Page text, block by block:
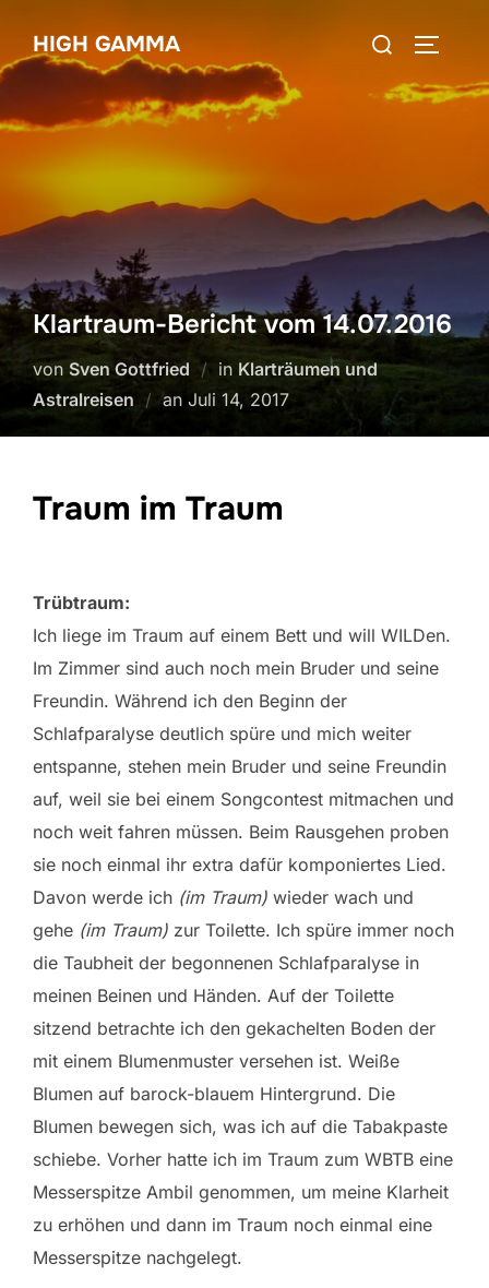
Inhalt
springen
HIGH GAMMA
Suchen
Klartraum-Bericht vom 14.07.2016
von Sven Gottfried in Klarträumen und
Astralreisen
an Veröffentlicht
Juli 14, 2017
Traum im Traum
Trübtraum:
Ich liege im Traum auf einem Bett und will WILDen.
Im Zimmer sind auch noch mein Bruder und seine
Freundin. Während ich den Beginn der
Schlafparalyse deutlich spüre und mich weiter
entspanne, stehen mein Bruder und seine Freundin
auf, weil sie bei einem Songcontest mitmachen und
noch weit fahren müssen. Beim Rausgehen proben
sie noch einmal ihr extra dafür komponiertes Lied.
Davon werde ich (im Traum) wieder wach und
gehe (im Traum) zur Toilette. Ich spüre immer noch
die Taubheit der begonnenen Schlafparalyse in
meinen Beinen und Händen. Auf der Toilette
sitzend betrachte ich den gekachelten Boden der
mit einem Blumenmuster versehen ist. Weiße
Blumen auf barock-blauem Hintergrund. Die
Blumen bewegen sich, was ich auf die Tabakpaste
schiebe. Vorher hatte ich im Traum zum WBTB eine
Messerspitze Ambil genommen, um meine Klarheit
zu erhöhen und dann im Traum noch einmal eine
Messerspitze nachgelegt.